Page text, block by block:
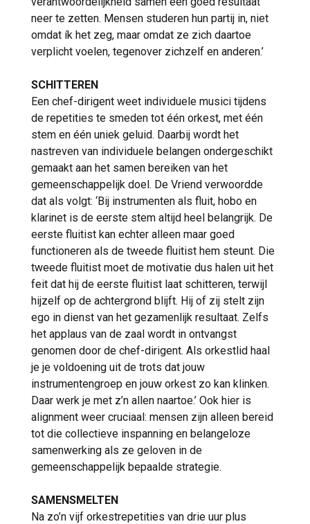
neer te zetten. Mensen studeren hun partij in, niet
omdat ík het zeg, maar omdat ze zich daartoe
verplicht voelen, tegenover zichzelf en anderen.’
SCHITTEREN
Een chef-dirigent weet individuele musici tijdens
de repetities te smeden tot één orkest, met één
stem en één uniek geluid. Daarbij wordt het
nastreven van individuele belangen ondergeschikt
gemaakt aan het samen bereiken van het
gemeenschappelijk doel. De Vriend verwoordde
dat als volgt: ‘Bij instrumenten als fluit, hobo en
klarinet is de eerste stem altijd heel belangrijk. De
eerste fluitist kan echter alleen maar goed
functioneren als de tweede fluitist hem steunt. Die
tweede fluitist moet de motivatie dus halen uit het
feit dat hij de eerste fluitist laat schitteren, terwijl
hijzelf op de achtergrond blijft. Hij of zij stelt zijn
ego in dienst van het gezamenlijk resultaat. Zelfs
het applaus van de zaal wordt in ontvangst
genomen door de chef-dirigent. Als orkestlid haal
je je voldoening uit de trots dat jouw
instrumentengroep en jouw orkest zo kan klinken.
Daar werk je met z’n allen naartoe.’ Ook hier is
alignment weer cruciaal: mensen zijn alleen bereid
tot die collectieve inspanning en belangeloze
samenwerking als ze geloven in de
gemeenschappelijk bepaalde strategie.
SAMENSMELTEN
Na zo’n vijf orkestrepetities van drie uur plus